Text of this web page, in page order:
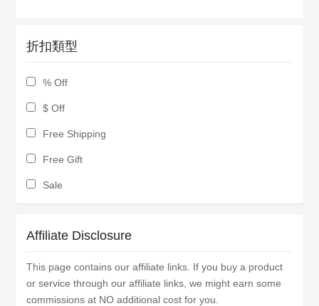
折扣類型
% Off
$ Off
Free Shipping
Free Gift
Sale
Affiliate Disclosure
This page contains our affiliate links. If you buy a product
or service through our affiliate links, we might earn some
commissions at NO additional cost for you.